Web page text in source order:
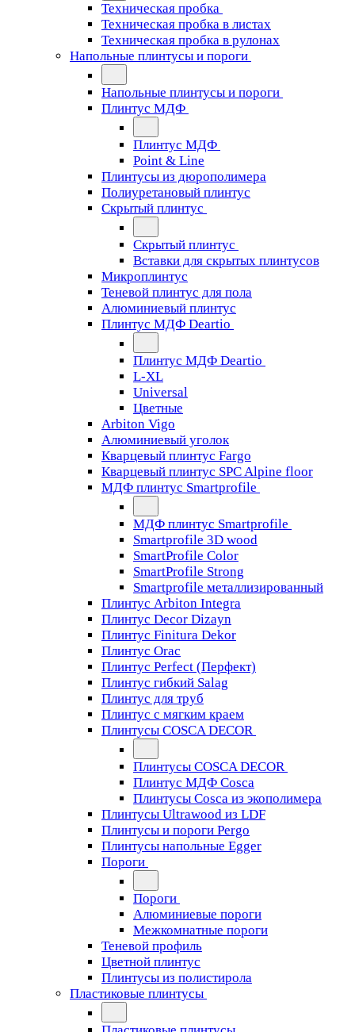
Техническая пробка
Техническая пробка в листах
Техническая пробка в рулонах
Напольные плинтусы и пороги
Напольные плинтусы и пороги
Плинтус МДФ
Плинтус МДФ
Point & Line
Плинтусы из дюрополимера
Полиуретановый плинтус
Скрытый плинтус
Скрытый плинтус
Вставки для скрытых плинтусов
Микроплинтус
Теневой плинтус для пола
Алюминиевый плинтус
Плинтус МДФ Deartio
Плинтус МДФ Deartio
L-XL
Universal
Цветные
Arbiton Vigo
Алюминиевый уголок
Кварцевый плинтус Fargo
Кварцевый плинтус SPC Alpine floor
МДФ плинтус Smartprofile
МДФ плинтус Smartprofile
Smartprofile 3D wood
SmartProfile Color
SmartProfile Strong
Smartprofile металлизированный
Плинтус Arbiton Integra
Плинтус Decor Dizayn
Плинтус Finitura Dekor
Плинтус Orac
Плинтус Perfect (Перфект)
Плинтус гибкий Salag
Плинтус для труб
Плинтус с мягким краем
Плинтусы COSCA DECOR
Плинтусы COSCA DECOR
Плинтус МДФ Cosca
Плинтусы Cosca из экополимера
Плинтусы Ultrawood из LDF
Плинтусы и пороги Pergo
Плинтусы напольные Egger
Пороги
Пороги
Алюминиевые пороги
Межкомнатные пороги
Теневой профиль
Цветной плинтус
Плинтусы из полистирола
Пластиковые плинтусы